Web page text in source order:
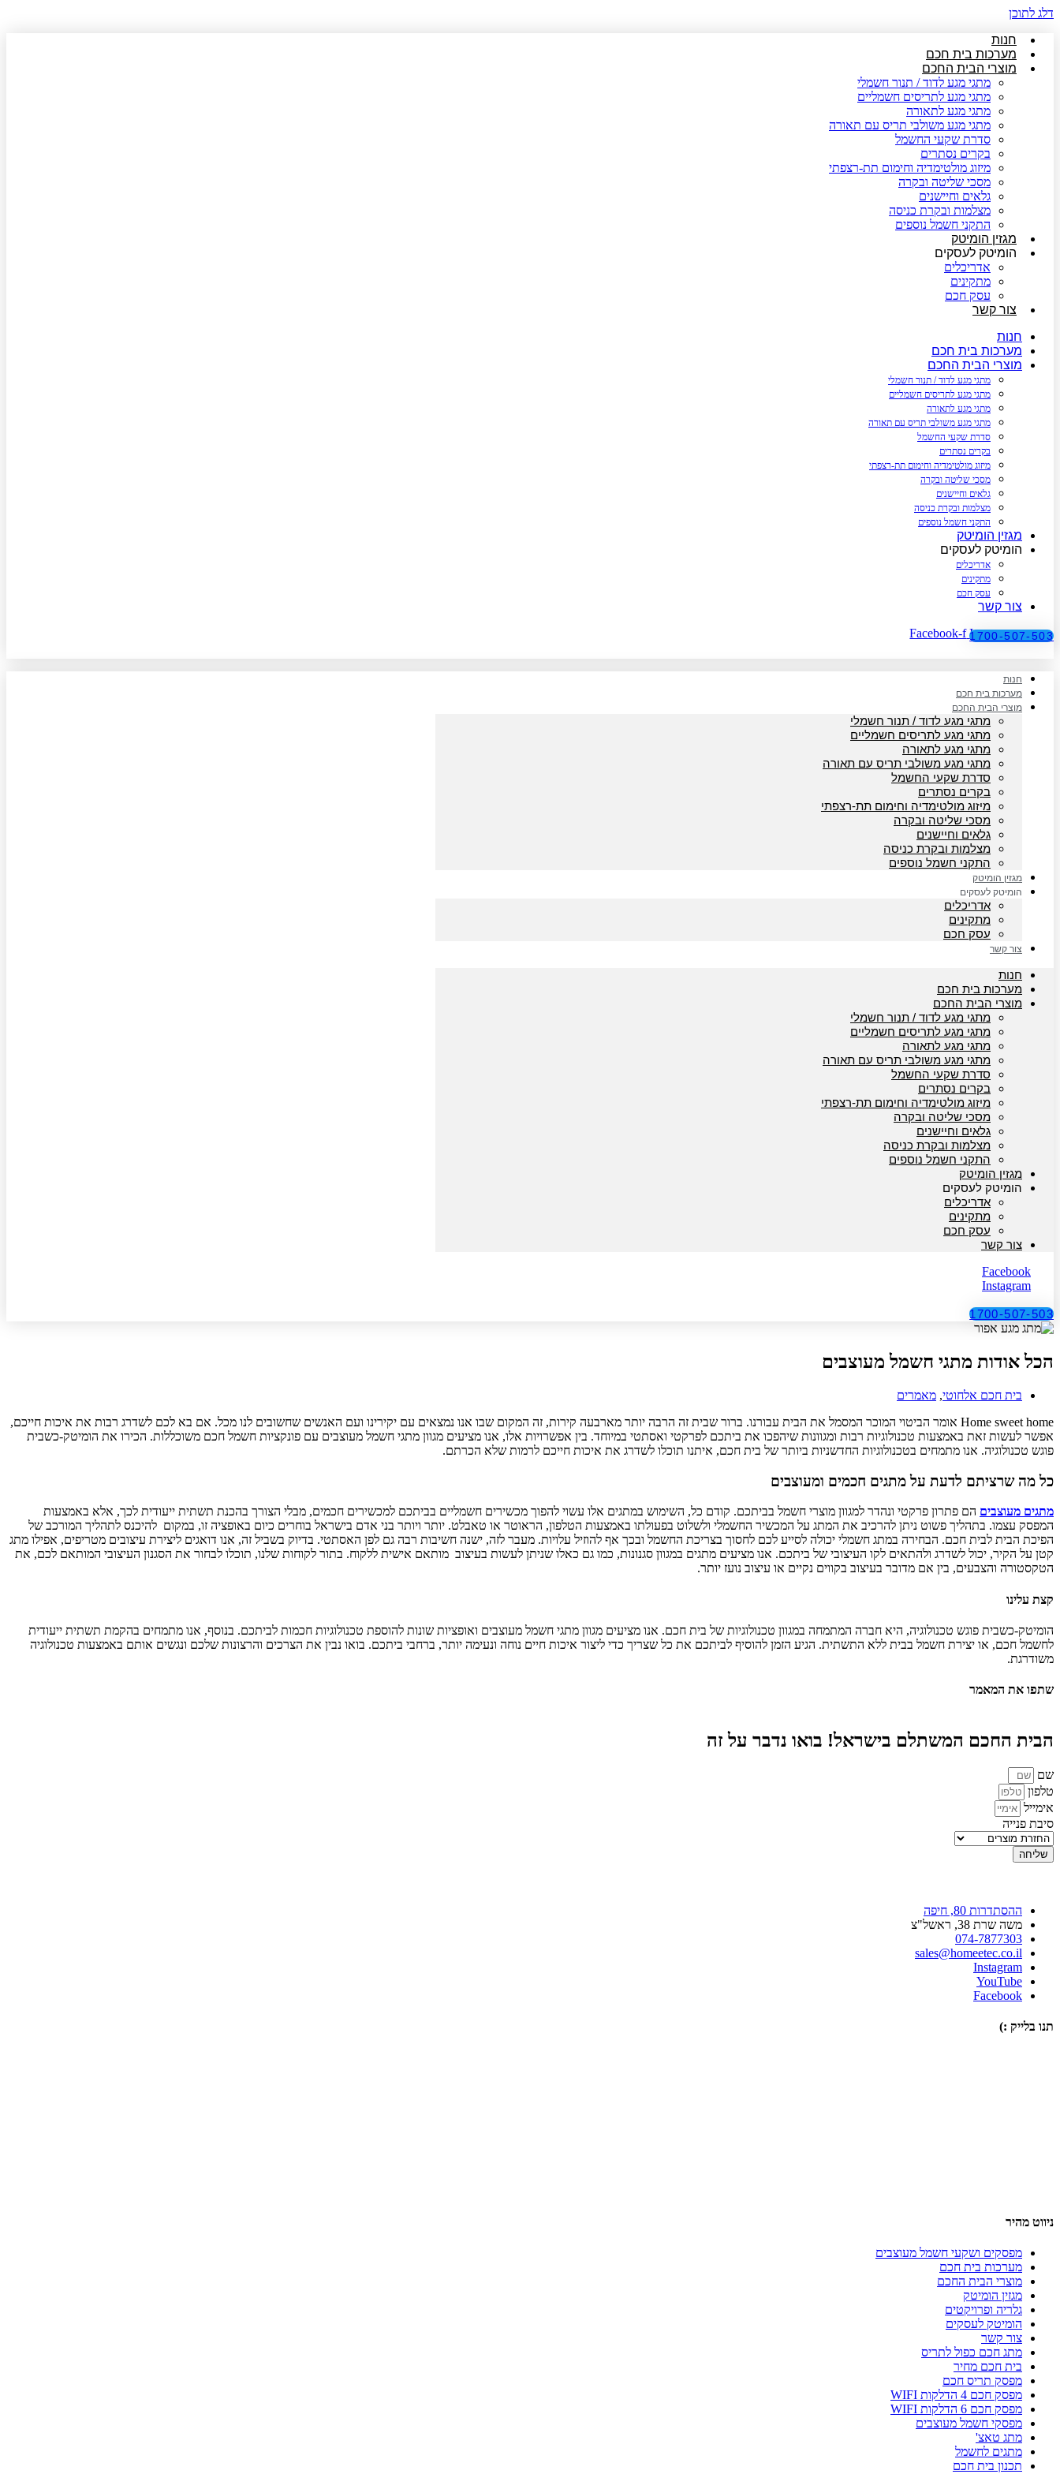
דלג לתוכן
חנות
מערכות בית חכם
מוצרי הבית החכם
מתגי מגע לדוד / תנור חשמלי
מתגי מגע לתריסים חשמליים
מתגי מגע לתאורה
מתגי מגע משולבי תריס עם תאורה
סדרת שקעי החשמל
בקרים נסתרים
מיזוג מולטימדיה וחימום תת-רצפתי
מסכי שליטה ובקרה
גלאים וחיישנים
מצלמות ובקרת כניסה
התקני חשמל נוספים
מגזין הומיטק
הומיטק לעסקים
אדריכלים
מתקינים
עסק חכם
צור קשר
חנות
מערכות בית חכם
מוצרי הבית החכם
מתגי מגע לדוד / תנור חשמלי
מתגי מגע לתריסים חשמליים
מתגי מגע לתאורה
מתגי מגע משולבי תריס עם תאורה
סדרת שקעי החשמל
בקרים נסתרים
מיזוג מולטימדיה וחימום תת-רצפתי
מסכי שליטה ובקרה
גלאים וחיישנים
מצלמות ובקרת כניסה
התקני חשמל נוספים
מגזין הומיטק
הומיטק לעסקים
אדריכלים
מתקינים
עסק חכם
צור קשר
Facebook-f Instagram
1700-507-503
חנות
מערכות בית חכם
מוצרי הבית החכם
מתגי מגע לדוד / תנור חשמלי
מתגי מגע לתריסים חשמליים
מתגי מגע לתאורה
מתגי מגע משולבי תריס עם תאורה
סדרת שקעי החשמל
בקרים נסתרים
מיזוג מולטימדיה וחימום תת-רצפתי
מסכי שליטה ובקרה
גלאים וחיישנים
מצלמות ובקרת כניסה
התקני חשמל נוספים
מגזין הומיטק
הומיטק לעסקים
אדריכלים
מתקינים
עסק חכם
צור קשר
חנות
מערכות בית חכם
מוצרי הבית החכם
מתגי מגע לדוד / תנור חשמלי
מתגי מגע לתריסים חשמליים
מתגי מגע לתאורה
מתגי מגע משולבי תריס עם תאורה
סדרת שקעי החשמל
בקרים נסתרים
מיזוג מולטימדיה וחימום תת-רצפתי
מסכי שליטה ובקרה
גלאים וחיישנים
מצלמות ובקרת כניסה
התקני חשמל נוספים
מגזין הומיטק
הומיטק לעסקים
אדריכלים
מתקינים
עסק חכם
צור קשר
Facebook
Instagram
1700-507-503
הכל אודות מתגי חשמל מעוצבים
בית חכם אלחוטי, מאמרים
Home sweet home אומר הביטוי המוכר המסמל את הבית עבורנו. ברור שבית זה הרבה יותר מארבעה קירות, זה המקום שבו אנו נמצאים עם יקירינו ועם האנשים שחשובים לנו מכל. אם בא לכם לשדרג רבות את איכות חייכם,
אפשר לעשות זאת באמצעות טכנולוגיות רבות ומגוונות שיהפכו את ביתכם לפרקטי ואסתטי במיוחד. בין אפשרויות אלו, אנו מציעים מגוון מתגי חשמל מעוצבים עם פונקציות חשמל חכם משוכללות. הכירו את הומיטק-כשבית
פוגש טכנולוגיה. אנו מתמחים בטכנולוגיות החדשניות ביותר של בית חכם, איתנו תוכלו לשדרג את איכות חייכם לרמות שלא הכרתם.
כל מה שרציתם לדעת על מתגים חכמים ומעוצבים
מתגים מעוצבים הם פתרון פרקטי ונהדר למגוון מוצרי חשמל בביתכם. קודם כל, השימוש במתגים אלו עשוי להפוך מכשירים חשמליים בביתכם למכשירים חכמים, מבלי הצורך בהכנת תשתית ייעודית לכך, אלא באמצעות
המפסק עצמו. בתהליך פשוט ניתן להרכיב את המתג על המכשיר החשמלי ולשלוט בפעולתו באמצעות הטלפון, הראוטר או טאבלט. יותר ויותר בני אדם בישראל בוחרים כיום באופציה זו, במקום להיכנס לתהליך המורכב של
הפיכת הבית לבית חכם. הבחירה במתג חשמלי יכולה לסייע לכם לחסוך בצריכת החשמל ובכך אף להוזיל עלויות. מעבר לזה, ישנה חשיבות רבה גם לפן האסתטי. בדיוק בשביל זה, אנו דואגים ליצירת עיצובים מטריפים, אפילו מתג
קטן על הקיר, יכול לשדרג ולהתאים לקו העיצובי של ביתכם. אנו מציעים מתגים במגוון סגנונות, כמו גם כאלו שניתן לעשות בעיצוב מותאם אישית ללקוח. בתור לקוחות שלנו, תוכלו לבחור את הסגנון העיצובי המותאם לכם, את
הטקסטורה והצבעים, בין אם מדובר בעיצוב בקווים נקיים או עיצוב נועז יותר.
קצת עלינו
הומיטק-כשבית פוגש טכנולוגיה, היא חברה המתמחה במגוון טכנולוגיות של בית חכם. אנו מציעים מגוון מתגי חשמל מעוצבים ואופציות שונות להוספת טכנולוגיות חכמות לביתכם. בנוסף, אנו מתמחים בהקמת תשתית ייעודית
לחשמל חכם, או יצירת חשמל בבית ללא התשתית. הגיע הזמן להוסיף לביתכם את כל שצריך כדי ליצור איכות חיים נוחה ונעימה יותר, ברחבי ביתכם. בואו נבין את הצרכים והרצונות שלכם ונגשים אותם באמצעות טכנולוגיה
משודרגת.
שתפו את המאמר
הבית החכם המשתלם בישראל! בואו נדבר על זה
שם
טלפון
אימייל
סיבת פנייה
שליחה
ההסתדרות 80, חיפה
משה שרת 38, ראשל"צ
074-7877303
sales@homeetec.co.il
Instagram
YouTube
Facebook
תנו בלייק :)
ניווט מהיר
מפסקים ושקעי חשמל מעוצבים
מערכות בית חכם
מוצרי הבית החכם
מגזין הומיטק
גלריה ופרויקטים
הומיטק לעסקים
צור קשר
מתג חכם כפול לתריס
בית חכם מחיר
מפסק תריס חכם
מפסק חכם 4 הדלקות WIFI
מפסק חכם 6 הדלקות WIFI
מפסקי חשמל מעוצבים
מתג טאצ'
מתגים לחשמל
תכנון בית חכם